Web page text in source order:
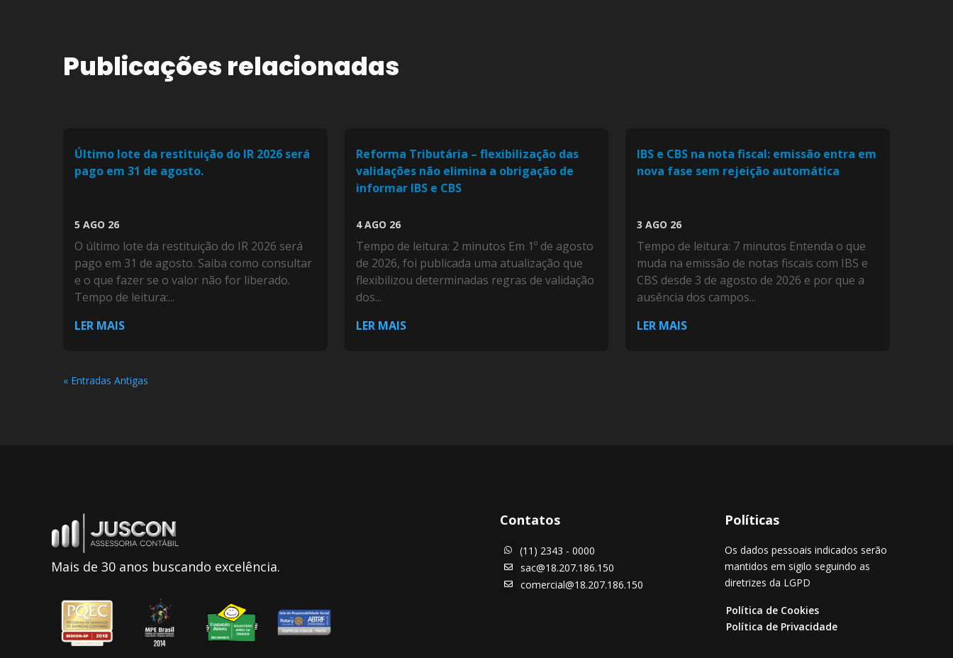
Publicações relacionadas
Último lote da restituição do IR 2026 será
pago em 31 de agosto.
5 AGO 26
O último lote da restituição do IR 2026 será
pago em 31 de agosto. Saiba como consultar
e o que fazer se o valor não for liberado.
Tempo de leitura:...
LER MAIS
Reforma Tributária – flexibilização das
validações não elimina a obrigação de
informar IBS e CBS
4 AGO 26
Tempo de leitura: 2 minutos Em 1º de agosto
de 2026, foi publicada uma atualização que
flexibilizou determinadas regras de validação
dos...
LER MAIS
IBS e CBS na nota fiscal: emissão entra em
nova fase sem rejeição automática
3 AGO 26
Tempo de leitura: 7 minutos Entenda o que
muda na emissão de notas fiscais com IBS e
CBS desde 3 de agosto de 2026 e por que a
ausência dos campos...
LER MAIS
« Entradas Antigas
Mais de 30 anos buscando excelência.
Contatos
 (11) 2343 - 0000
 sac@18.207.186.150
 comercial@18.207.186.150
Políticas
Os dados pessoais indicados serão
mantidos em sigilo seguindo as
diretrizes da LGPD
Política de Cookies
Política de Privacidade